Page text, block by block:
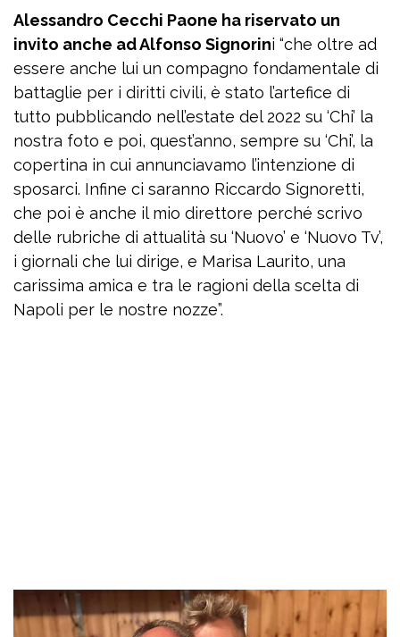
Alessandro Cecchi Paone ha riservato un
invito anche ad Alfonso Signorini “che oltre ad
essere anche lui un compagno fondamentale di
battaglie per i diritti civili, è stato l’artefice di
tutto pubblicando nell’estate del 2022 su ‘Chi’ la
nostra foto e poi, quest’anno, sempre su ‘Chi’, la
copertina in cui annunciavamo l’intenzione di
sposarci. Infine ci saranno Riccardo Signoretti,
che poi è anche il mio direttore perché scrivo
delle rubriche di attualità su ‘Nuovo’ e ‘Nuovo Tv’,
i giornali che lui dirige, e Marisa Laurito, una
carissima amica e tra le ragioni della scelta di
Napoli per le nostre nozze”.